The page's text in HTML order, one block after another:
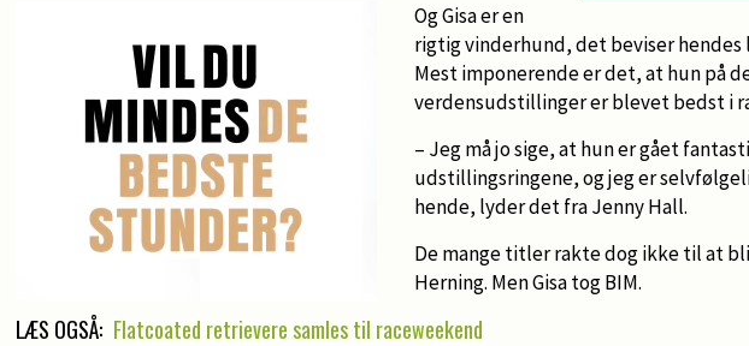
Og Gisa er en
rigtig vinderhund, det beviser
Mest imponerende er det, at hun på
verdensudstillinger er blevet bedst i
– Jeg må jo sige, at hun er gået
udstillingsringene, og jeg er
hende, lyder det fra Jenny Hall.
De mange titler rakte dog ikke til at
Herning. Men Gisa tog BIM.
LÆS OGSÅ: Flatcoated retrievere samles til raceweekend